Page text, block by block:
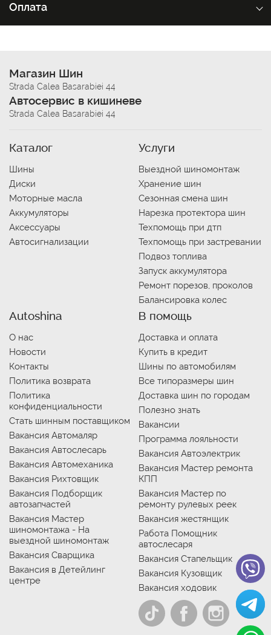
Оплата
Магазин Шин
Strada Calea Basarabiei 44
Автосервис в кишиневе
Strada Calea Basarabiei 44
Каталог
Шины
Диски
Моторные масла
Аккумуляторы
Аксессуары
Автосигнализации
Услуги
Выездной шиномонтаж
Хранение шин
Сезонная смена шин
Нарезка протектора шин
Техпомощь при дтп
Техпомощь при застревании
Подвоз топлива
Запуск аккумулятора
Ремонт порезов, проколов
Балансировка колес
Autoshina
О нас
Новости
Контакты
Политика возврата
Политика
конфиденциальности
Стать шинным поставщиком
Вакансия Автомаляр
Вакансия Автослесарь
Вакансия Автомеханика
Вакансия Рихтовщик
Вакансия Подборщик
автозапчастей
Вакансия Мастер
шиномонтажа - На
выездной шиномонтаж
Вакансия Сварщика
Вакансия в Детейлинг
центре
В помощь
Доставка и оплата
Купить в кредит
Шины по автомобилям
Все типоразмеры шин
Доставка шин по городам
Полезно знать
Вакансии
Программа лояльности
Вакансия Автоэлектрик
Вакансия Мастер ремонта
КПП
Вакансия Мастер по
ремонту рулевых реек
Вакансия жестянщик
Работа Помощник
автослесаря
Вакансия Стапельщик
Вакансия Кузовщик
Вакансия ходовик